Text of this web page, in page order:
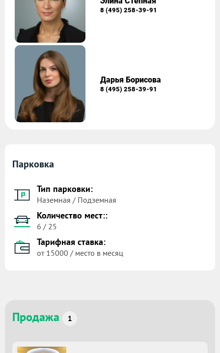
8 (495) 258-39-91
Дарья Борисова
8 (495) 258-39-91
Парковка
Тип парковки:
Наземная / Подземная
Количество мест::
6 / 25
Тарифная ставка:
от 15000 / место в месяц
Продажа 1